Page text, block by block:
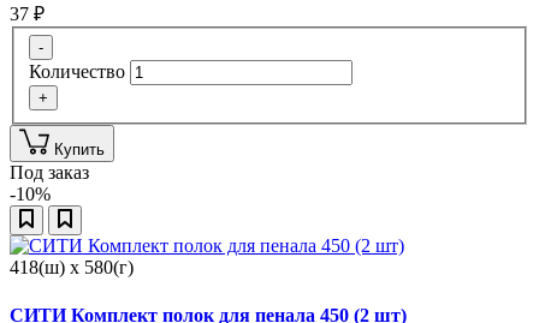
37 ₽
-
Количество
+
Купить
Под заказ
-10%
418(ш) x 580(г)
СИТИ Комплект полок для пенала 450 (2 шт)